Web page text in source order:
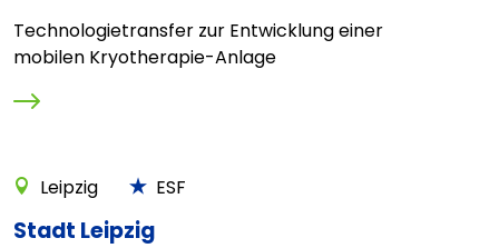
Technologietransfer zur Entwicklung einer
mobilen Kryotherapie-Anlage
Leipzig ESF
Stadt Leipzig